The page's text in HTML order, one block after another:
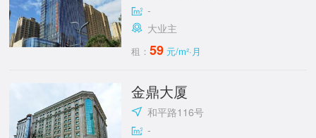
-
大业主
租：59 元/m²·月
金鼎大厦
和平路116号
-